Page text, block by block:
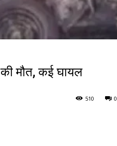
मौत, कई घायल
0
510